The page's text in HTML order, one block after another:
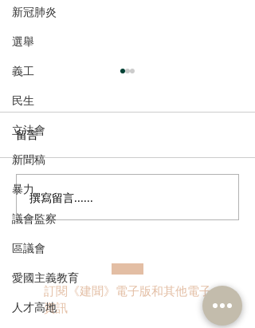
新冠肺炎
選舉
義工
民生
立法會
新聞稿
暴力
議會監察
區議會
愛國主義教育
人才高地
松悅園耆融護養院獎學金
計劃2025-26年度頒獎典禮
留言
撰寫留言......
訂閱《建聞》電子版和其他電子
資訊